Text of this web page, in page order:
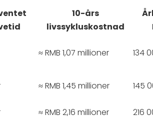
10-års
livssykluskostnad
≈ RMB 1,07 millioner 134
≈ RMB 1,45 millioner 145
≈ RMB 2,16 millioner 216